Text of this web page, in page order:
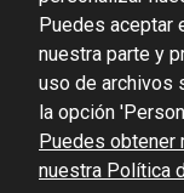
© Copyright 2022 |
Puedes aceptar
nuestra parte y
uso de archivos
la opción
Puedes obtener
nuestra Política